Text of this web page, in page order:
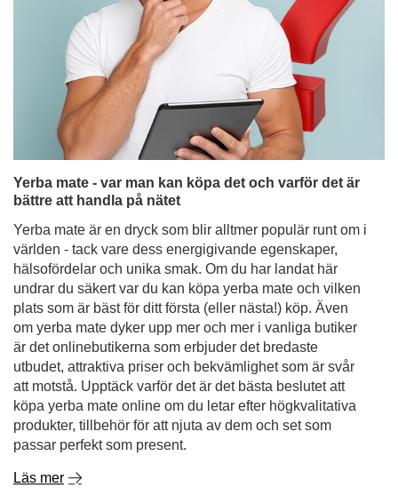
Yerba mate - var man kan köpa det och varför det är
bättre att handla på nätet
Yerba mate är en dryck som blir alltmer populär runt om i
världen - tack vare dess energigivande egenskaper,
hälsofördelar och unika smak. Om du har landat här
undrar du säkert var du kan köpa yerba mate och vilken
om yerba mate dyker upp mer och mer i vanliga butiker
är det onlinebutikerna som erbjuder det bredaste
utbudet, attraktiva priser och bekvämlighet som är svår
att motstå. Upptäck varför det är det bästa beslutet att
köpa yerba mate online om du letar efter högkvalitativa
produkter, tillbehör för att njuta av dem och set som
passar perfekt som present.
Läs mer